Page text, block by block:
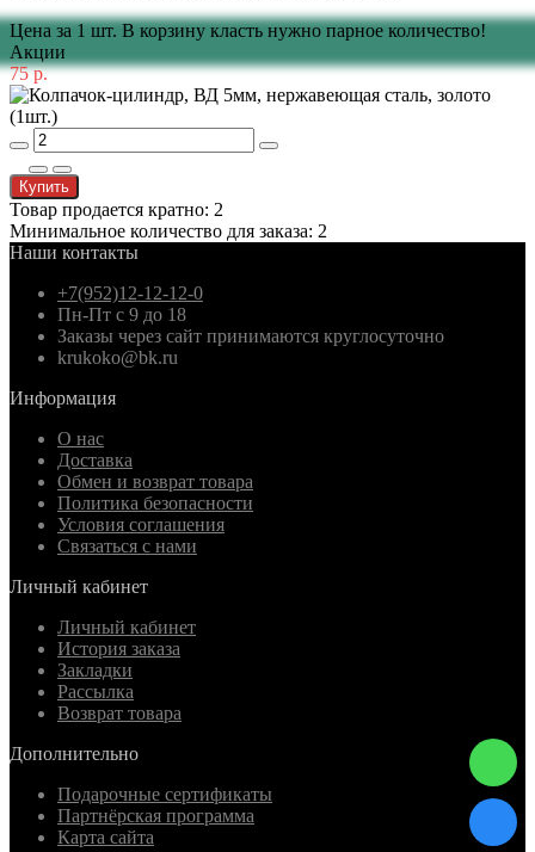
Цена за 1 шт. В корзину класть нужно парное количество!
Акции
75 р.
Купить
Товар продается кратно: 2
Минимальное количество для заказа: 2
Наши контакты
+7(952)12-12-12-0
Пн-Пт с 9 до 18
Заказы через сайт принимаются круглосуточно
krukoko@bk.ru
Информация
О нас
Доставка
Обмен и возврат товара
Политика безопасности
Условия соглашения
Связаться с нами
Личный кабинет
Личный кабинет
История заказа
Закладки
Рассылка
Возврат товара
Дополнительно
Подарочные сертификаты
Партнёрская программа
Карта сайта